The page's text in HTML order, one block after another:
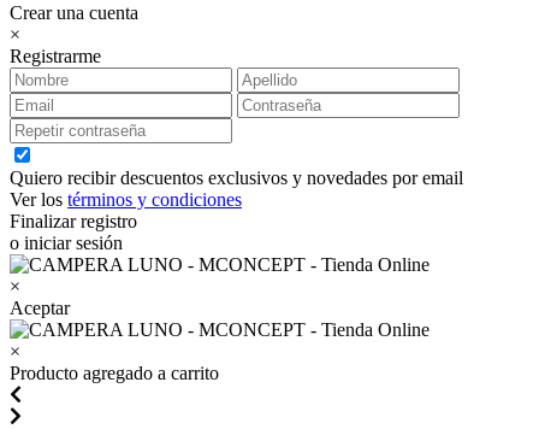
Crear una cuenta
×
Registrarme
Quiero recibir descuentos exclusivos y novedades por email
Ver los términos y condiciones
Finalizar registro
o iniciar sesión
×
Aceptar
×
Producto agregado a carrito